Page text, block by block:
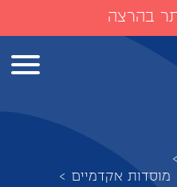
בהרצה
>
מוסדות אקדמיים >